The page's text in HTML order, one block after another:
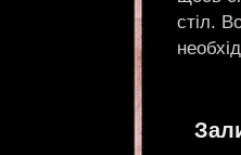
стіл.